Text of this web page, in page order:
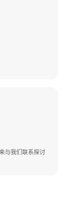
与我们联系探讨